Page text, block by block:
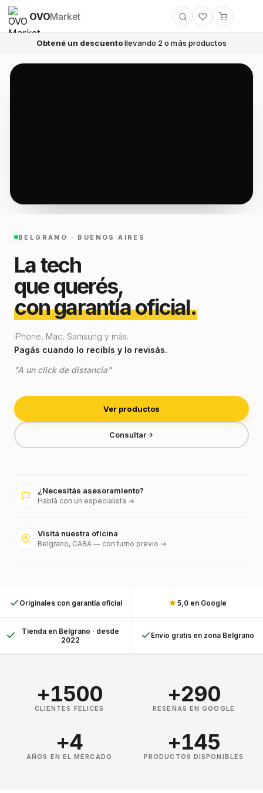
OVOMarket
Obtené un descuentollevando 2 o más productos
BELGRANO · BUENOS AIRES
La tech
que querés,
con garantía oficial.
iPhone, Mac, Samsung y más.
Pagás cuando lo recibís y lo revisás.
"A un click de distancia"
Ver productos
Consultar
¿Necesitás asesoramiento?
Hablá con un especialista →
Visitá nuestra oficina
Belgrano, CABA — con turno previo →
Originales con garantía oficial ★5,0 en Google
Tienda en Belgrano · desde
2022
Envío gratis en zona Belgrano
+1500
CLIENTES FELICES
+290
RESEÑAS EN GOOGLE
+4
AÑOS EN EL MERCADO
+145
PRODUCTOS DISPONIBLES